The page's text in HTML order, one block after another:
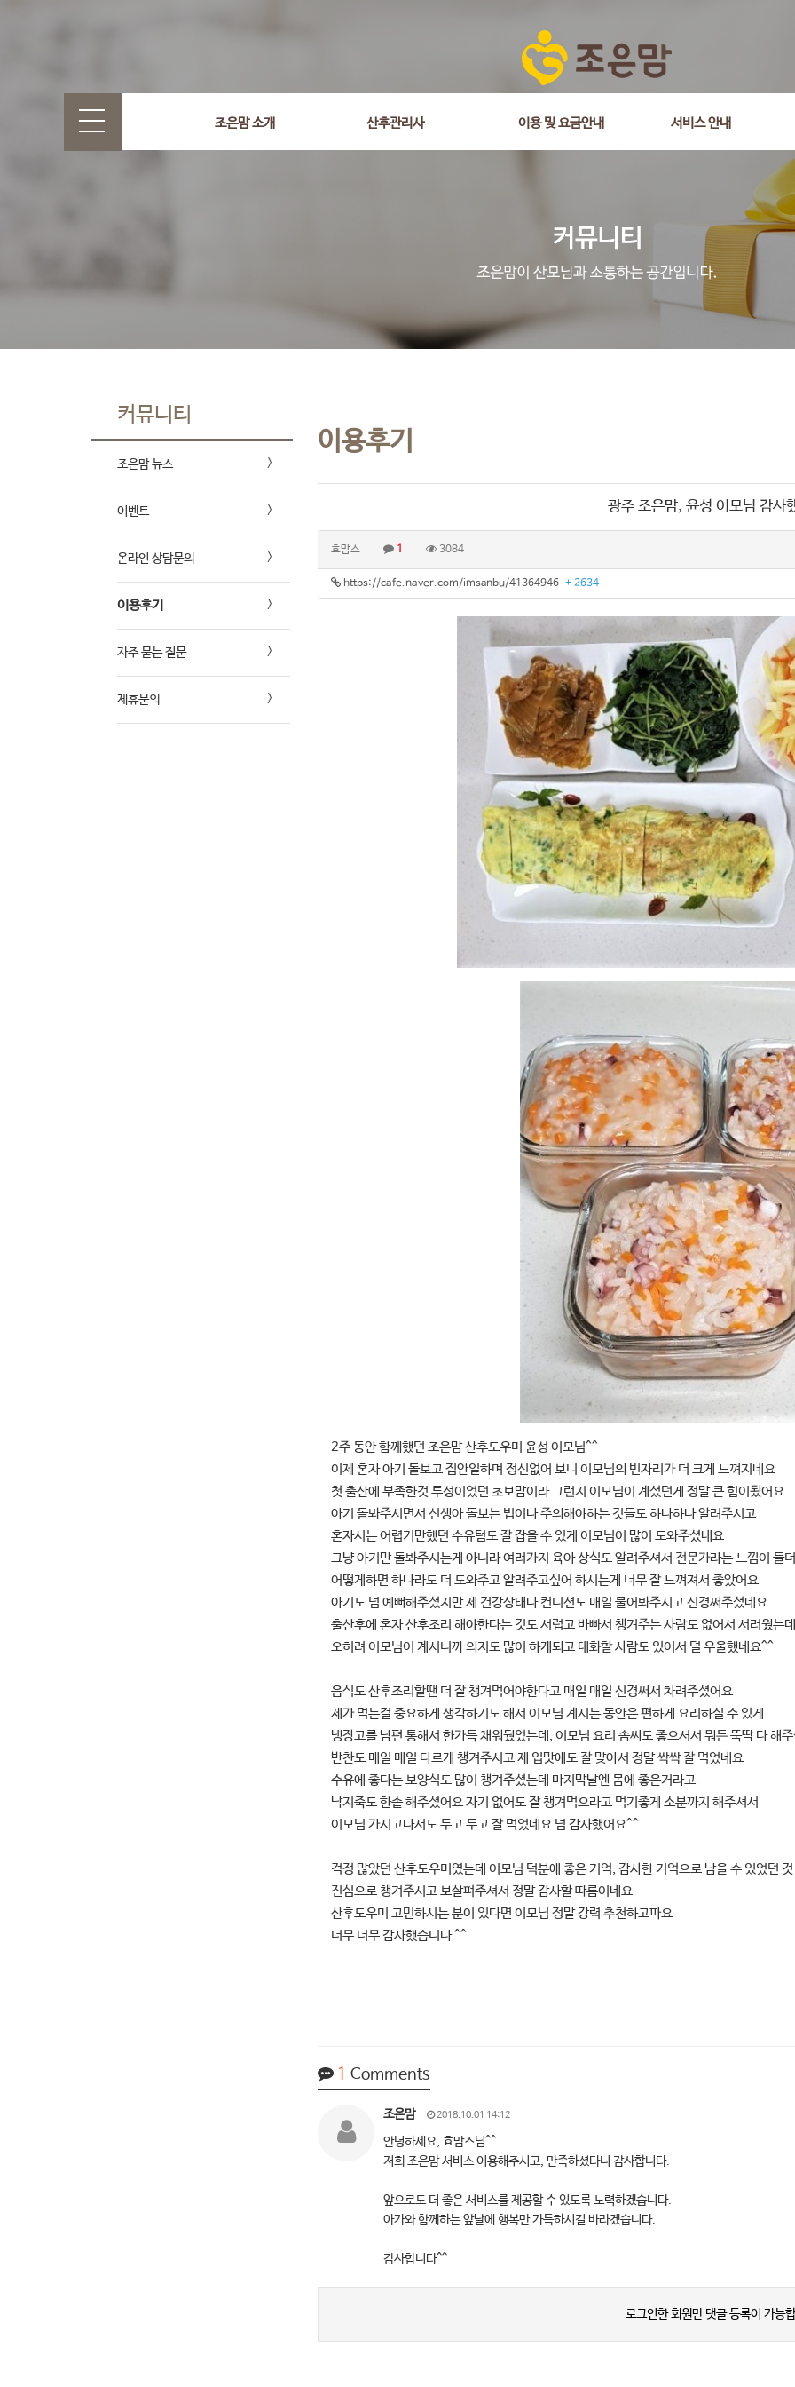
조은맘 소개 산후관리사 이용 및 요금안내 서비스 안내
select wr_id, wr_subject from g5_write_m05_04 where wr_is_comment = 0 and wr_datetime <= '2018-09-18 11:30:58' and wr_id
커뮤니티
조은맘 뉴스
이벤트
온라인 상담문의
이용후기
자주 묻는 질문
제휴문의
이용후기
광주 조은맘, 윤성 이모님 감사
효맘스 1 3084
https://cafe.naver.com/imsanbu/41364946 + 2634
2주 동안 함께했던 조은맘 산후도우미 윤성 이모님^^
이제 혼자 아기 돌보고 집안일하며 정신없어 보니 이모님의 빈자리가 더 크게 느껴지네요
첫 출산에 부족한것 투성이었던 초보맘이라 그런지 이모님이 계셨던게 정말 큰 힘이됬어요
아기 돌봐주시면서 신생아 돌보는 법이나 주의해야하는 것들도 하나하나 알려주시고
혼자서는 어렵기만했던 수유텀도 잘 잡을 수 있게 이모님이 많이 도와주셨네요
그냥 아기만 돌봐주시는게 아니라 여러가지 육아 상식도 알려주셔서 전문가라는 느낌이 들
어떻게하면 하나라도 더 도와주고 알려주고싶어 하시는게 너무 잘 느껴져서 좋았어요
아기도 넘 예뻐해주셨지만 제 건강상태나 컨디션도 매일 물어봐주시고 신경써주셨네요
출산후에 혼자 산후조리 해야한다는 것도 서럽고 바빠서 챙겨주는 사람도 없어서 서러웠는데
오히려 이모님이 계시니까 의지도 많이 하게되고 대화할 사람도 있어서 덜 우울했네요^^
음식도 산후조리할땐 더 잘 챙겨먹어야한다고 매일 매일 신경써서 차려주셨어요
제가 먹는걸 중요하게 생각하기도 해서 이모님 계시는 동안은 편하게 요리하실 수 있게
냉장고를 남편 통해서 한가득 채워뒀었는데, 이모님 요리 솜씨도 좋으셔서 뭐든 뚝딱 다 해
반찬도 매일 매일 다르게 챙겨주시고 제 입맛에도 잘 맞아서 정말 싹싹 잘 먹었네요
수유에 좋다는 보양식도 많이 챙겨주셨는데 마지막날엔 몸에 좋은거라고
낙지죽도 한솥 해주셨어요 자기 없어도 잘 챙겨먹으라고 먹기좋게 소분까지 해주셔서
이모님 가시고나서도 두고 두고 잘 먹었네요 넘 감사했어요^^
걱정 많았던 산후도우미였는데 이모님 덕분에 좋은 기억, 감사한 기억으로 남을 수 있었던
진심으로 챙겨주시고 보살펴주셔서 정말 감사할 따름이네요
산후도우미 고민하시는 분이 있다면 이모님 정말 강력 추천하고파요
너무 너무 감사했습니다 ^^
1 Comments
조은맘 2018.10.01 14:12
안녕하세요, 효맘스님^^
저희 조은맘 서비스 이용해주시고, 만족하셨다니 감사합니다.
앞으로도 더 좋은 서비스를 제공할 수 있도록 노력하겠습니다.
아가와 함께하는 앞날에 행복만 가득하시길 바라겠습니다.
감사합니다^^
로그인한 회원만 댓글 등록이 가능